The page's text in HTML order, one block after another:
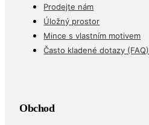
Prodejte nám
Úložný prostor
Mince s vlastním motivem
Často kladené dotazy (FAQ)
Obchod